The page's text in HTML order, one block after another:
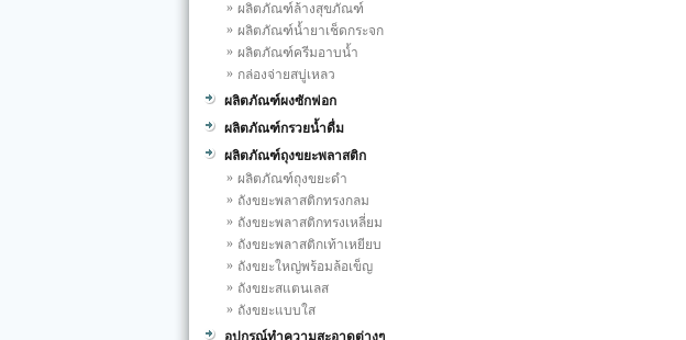
» ผลิตภัณฑ์ล้างสุขภัณฑ์
» ผลิตภัณฑ์น้ำยาเช็ดกระจก
» ผลิตภัณฑ์ครีมอาบน้ำ
» กล่องจ่ายสบู่เหลว
ผลิตภัณฑ์ผงซักฟอก
ผลิตภัณฑ์กรวยน้ำดื่ม
ผลิตภัณฑ์ถุงขยะพลาสติก
» ผลิตภัณฑ์ถุงขยะดำ
» ถังขยะพลาสติกทรงกลม
» ถังขยะพลาสติกทรงเหลี่ยม
» ถังขยะพลาสติกเท้าเหยียบ
» ถังขยะใหญ่พร้อมล้อเข็ญ
» ถังขยะสแตนเลส
» ถังขยะแบบใส
อุปกรณ์ทำความสะอาดต่างๆ